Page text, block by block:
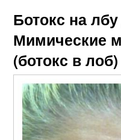
Ботокс на
Мимические
(ботокс в лоб)